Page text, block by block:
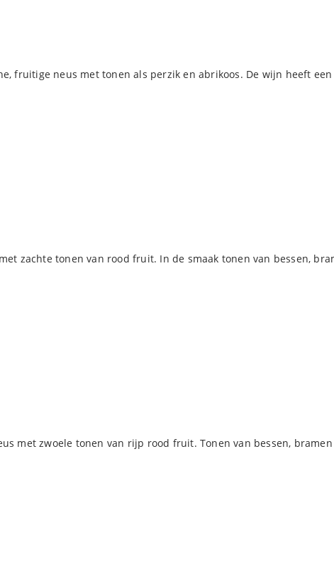
fruitige neus met tonen als perzik en abrikoos. De wijn heeft
zachte tonen van rood fruit. In de smaak tonen van bessen,
met zwoele tonen van rijp rood fruit. Tonen van bessen,